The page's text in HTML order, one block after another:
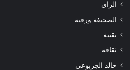
الراي
الصحيفة ورقية
تقنية
ثقافة
خالد الجربوعي